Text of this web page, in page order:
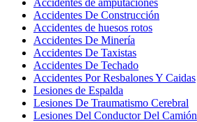
Accidentes De Construcción
Accidentes de huesos rotos
Accidentes De Minería
Accidentes De Taxistas
Accidentes De Techado
Accidentes Por Resbalones Y Caidas
Lesiones de Espalda
Lesiones De Traumatismo Cerebral
Lesiones Del Conductor Del Camión